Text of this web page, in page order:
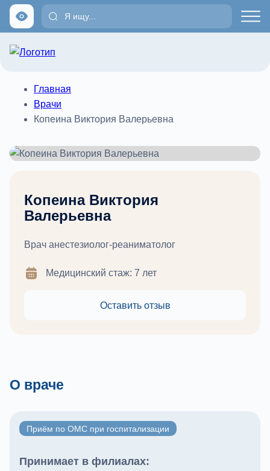
Главная
Врачи
Копеина Виктория Валерьевна
Копеина Виктория
Валерьевна
Врач анестезиолог-реаниматолог
Медицинский стаж: 7 лет
Оставить отзыв
О враче
Принимает в филиалах:
Приём по ОМС при госпитализации